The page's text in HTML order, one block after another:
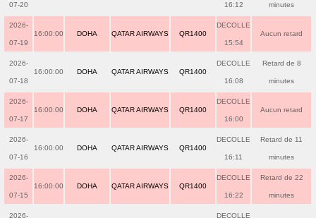
07-20 16:12 minutes
2026-
07-19
16:00:00 DOHA QATAR AIRWAYS QR1400
DECOLLE
15:54
Aucun retard
2026-
07-18
16:00:00 DOHA QATAR AIRWAYS QR1400
DECOLLE
16:08
Retard de 8
minutes
2026-
07-17
16:00:00 DOHA QATAR AIRWAYS QR1400
DECOLLE
16:00
Aucun retard
2026-
07-16
16:00:00 DOHA QATAR AIRWAYS QR1400
DECOLLE
16:11
Retard de 11
minutes
2026-
07-15
16:00:00 DOHA QATAR AIRWAYS QR1400
DECOLLE
16:22
Retard de 22
minutes
2026- DECOLLE